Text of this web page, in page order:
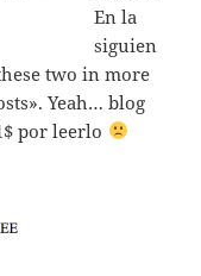
En la
siguien
two in more
Yeah… blog
por leerlo